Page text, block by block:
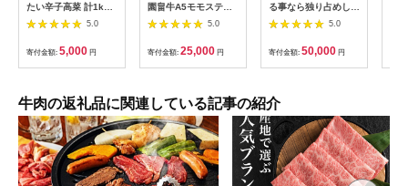
たい辛子高菜 計1kg
(200g×5p)《30日以内
に出荷予定(土日祝除
く)》 福岡県 小竹町
送料無料 辛子 明太子
めんたいこ 高菜 おか
5.0
寄付金額: 5,000 円
園畠牛A5モモステー
キ 3枚・240g＆モモ
スライス 200g セット
(計440g) 鹿児島県出
水市 黒毛和牛 牛 牛肉
ステーキ スライス モ
国産 九州産 A5 A5等
級 ブランド牛 冷凍 プ
レゼント ブランド牛
園畠牛 【園畠畜産】
5.0
寄付金額: 25,000 円
る事なら独り占めした
い！1.8kg至極の豊後
5.0
寄付金額: 50,000 円
牛肉の返礼品に関連している記事の紹介